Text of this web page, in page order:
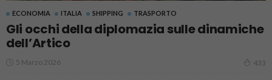
ECONOMIA ITALIA SHIPPING TRASPORTO
Gli occhi della diplomazia sulle dinamiche
dell’Artico
5 Marzo 2026 433